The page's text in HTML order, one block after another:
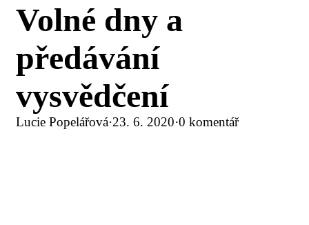
Volné dny a
předávání
vysvědčení
Lucie Popelářová·23. 6. 2020·0 komentář